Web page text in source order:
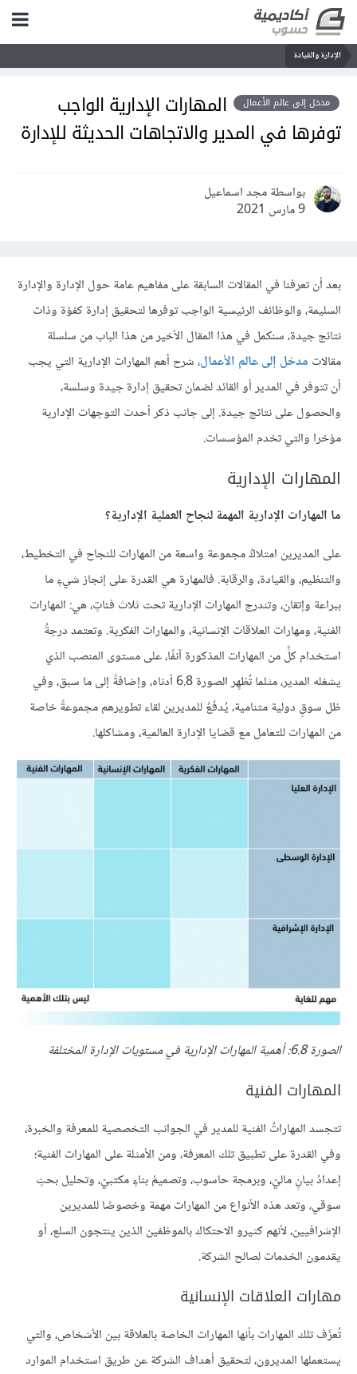
الإدارة والقيادة
مدخل إلى عالم الأعمال
المهارات الإدارية الواجب
توفرها في المدير والاتجاهات الحديثة للإدارة
بواسطة مجد اسماعيل
9 مارس 2021
بعد أن تعرفنا في المقالات السابقة على مفاهيم عامة حول الإدارة والإدارة
السليمة، والوظائف الرئيسية الواجب توفرها لتحقيق إدارة كفؤة وذات
نتائج جيدة، سنكمل في هذا المقال الأخير من هذا الباب من سلسلة
مقالات مدخل إلى عالم الأعمال، شرح أهم المهارات الإدارية التي يجب
أن تتوفر في المدير أو القائد لضمان تحقيق إدارة جيدة وسلسة،
والحصول على نتائج جيدة. إلى جانب ذكر أحدث التوجهات الإدارية
مؤخرا والتي تخدم المؤسسات.
المهارات الإدارية
ما المهارات الإدارية المهمة لنجاح العملية الإدارية؟
على المديرين امتلاكُ مجموعة واسعة من المهارات للنجاح في التخطيط،
والتنظيم، والقيادة، والرقابة. فالمهارة هي القدرة على إنجاز شيءٍ ما
ببراعة وإتقان، وتندرج المهارات الإدارية تحت ثلاث فئاتٍ، هي: المهارات
الفنية، ومهارات العلاقات الإنسانية، والمهارات الفكرية. وتعتمد درجةُ
استخدام كلٍّ من المهارات المذكورة آنفًا، على مستوى المنصب الذي
يشغله المدير، مثلما تُظهِر الصورة 6.8 أدناه، وإضافةً إلى ما سبق، وفي
ظل سوقٍ دولية متنامية، يُدفَعُ للمديرين لقاء تطويرهم مجموعةً خاصة
من المهارات للتعامل مع قضايا الإدارة العالمية، ومشاكلها.
الصورة 6.8: أهمية المهارات الإدارية في مستويات الإدارة المختلفة
المهارات الفنية
تتجسد المهاراتُ الفنية للمدير في الجوانب التخصصية للمعرفة والخبرة،
وفي القدرة على تطبيق تلك المعرفة، ومن الأمثلة على المهارات الفنية؛
إعدادُ بيانٍ ماليّ، وبرمجة حاسوب، وتصميمُ بناءٍ مكتبيّ، وتحليل بحثٍ
سوقي، وتعد هذه الأنواع من المهارات مهمة وخصوصًا للمديرين
الإشرافيين، لأنهم كثيرو الاحتكاك بالموظفين الذين ينتجون السلع، أو
يقدمون الخدمات لصالح الشركة.
مهارات العلاقات الإنسانية
تُعرَّف تلك المهارات بأنها المهارات الخاصة بالعلاقة بين الأشخاص، والتي
يستعملها المديرون، لتحقيق أهداف الشركة عن طريق استخدام الموارد